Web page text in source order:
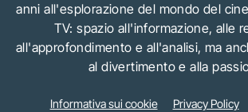
anni all'esplorazione del mondo del
TV: spazio all'informazione, alle
all'approfondimento e all'analisi, ma
al divertimento e alla
Informativa sui cookie Privacy Policy